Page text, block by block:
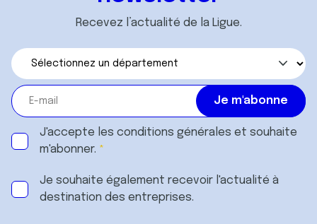
Recevez l’actualité de la Ligue.
J'accepte les conditions générales et souhaite
m'abonner.
Je souhaite également recevoir l'actualité à
destination des entreprises.